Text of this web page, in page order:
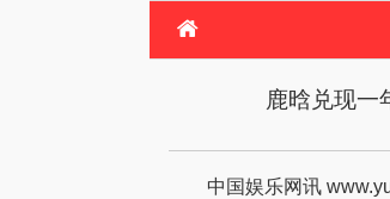
电视剧
鹿晗兑现一
中国娱乐网讯 www.yule.com.cn 5月11日，鹿晗兑现了一